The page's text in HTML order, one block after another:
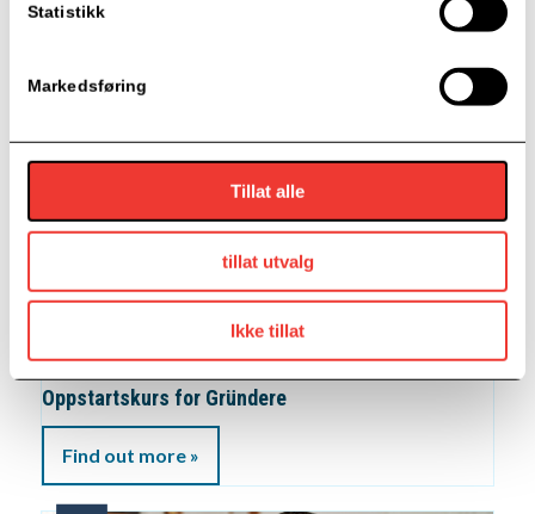
Statistikk
Markedsføring
Tillat alle
tillat utvalg
Ikke tillat
27
09:00 - 12:00
Oppstartskurs for Gründere
Find out more »